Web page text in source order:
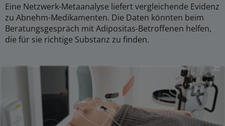
Eine Netzwerk-Metaanalyse liefert vergleichende Evidenz
zu Abnehm-Medikamenten. Die Daten könnten beim
Beratungsgespräch mit Adipositas-Betroffenen helfen,
die für sie richtige Substanz zu finden.